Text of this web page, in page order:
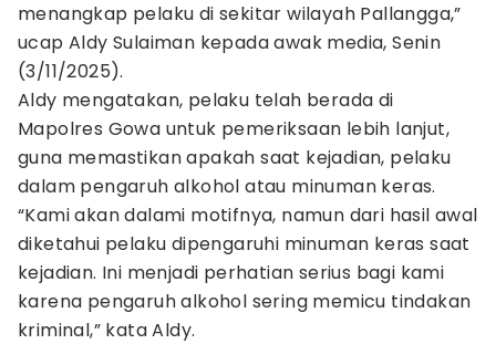
menangkap pelaku di sekitar wilayah Pallangga,”
ucap Aldy Sulaiman kepada awak media, Senin
(3/11/2025).
Aldy mengatakan, pelaku telah berada di
Mapolres Gowa untuk pemeriksaan lebih lanjut,
guna memastikan apakah saat kejadian, pelaku
dalam pengaruh alkohol atau minuman keras.
“Kami akan dalami motifnya, namun dari hasil awal
diketahui pelaku dipengaruhi minuman keras saat
kejadian. Ini menjadi perhatian serius bagi kami
karena pengaruh alkohol sering memicu tindakan
kriminal,” kata Aldy.